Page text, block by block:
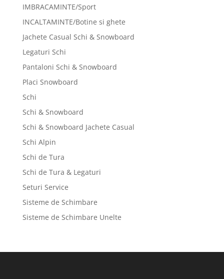
IMBRACAMINTE/Sport
INCALTAMINTE/Botine si ghete
Jachete Casual Schi & Snowboard
Legaturi Schi
Pantaloni Schi & Snowboard
Placi Snowboard
Schi
Schi & Snowboard
Schi & Snowboard Jachete Casual
Schi Alpin
Schi de Tura
Schi de Tura & Legaturi
Seturi Service
Sisteme de Schimbare
Sisteme de Schimbare Unelte